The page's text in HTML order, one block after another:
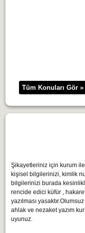
Tüm Konuları Gör »
Şikayetleriniz için kurum
kişisel bilgilerinizi, kimlik
bilgilerinizi burada
rencide edici küfür ,
yazılması
ahlak ve nezaket yazım
uyunuz.